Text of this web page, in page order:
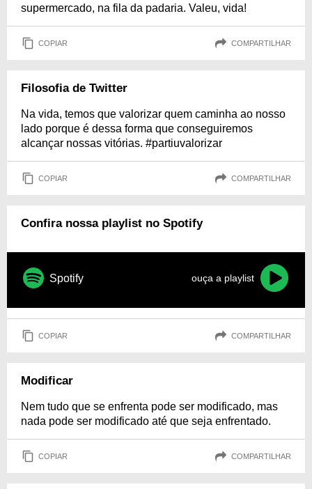
supermercado, na fila da padaria. Valeu, vida!
COPIAR COMPARTILHAR
Filosofia de Twitter
Na vida, temos que valorizar quem caminha ao nosso
lado porque é dessa forma que conseguiremos
alcançar nossas vitórias. #partiuvalorizar
COPIAR COMPARTILHAR
Confira nossa playlist no Spotify
Spotify ouça a playlist
COPIAR COMPARTILHAR
Modificar
Nem tudo que se enfrenta pode ser modificado, mas
nada pode ser modificado até que seja enfrentado.
COPIAR COMPARTILHAR